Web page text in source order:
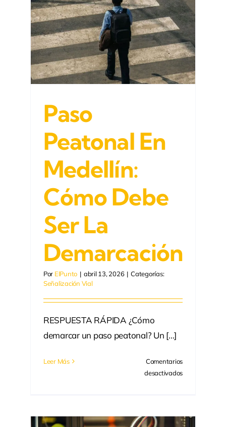
Paso
Peatonal En
Medellín:
Cómo Debe
Ser La
Demarcación
Por ElPunto | abril 13, 2026 | Categorías:
Señalización Vial
RESPUESTA RÁPIDA ¿Cómo
demarcar un paso peatonal? Un [...]
Leer Más
Comentarios
desactivadosen
Medellín: